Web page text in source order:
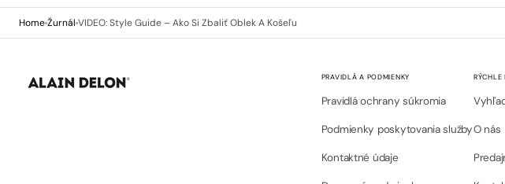
HomeŽurnál VIDEO: Style Guide – Ako Si Zbaliť Oblek A Košeľu
PRAVIDLÁ A PODMIENKY
Pravidlá ochrany súkromia
Podmienky poskytovania služby
Kontaktné údaje
RÝCHLE
O nás